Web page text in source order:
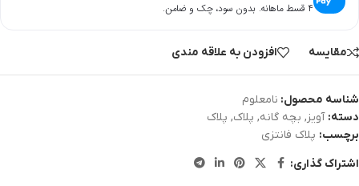
۴ قسط ماهانه. بدون سود، چک و ضامن.
مقایسه افزودن به علاقه مندی
شناسه محصول: نامعلوم
دسته: آویز, بچه گانه, پلاک, پلاک
برچسب: پلاک فانتزی
اشتراک گذاری: